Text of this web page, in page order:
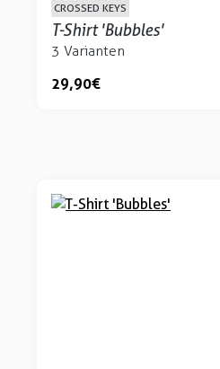
CROSSED KEYS
T-Shirt 'Bubbles'
3 Varianten
29,90 €